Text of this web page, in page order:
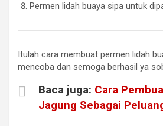
Permen lidah buaya sipa untuk
Itulah cara membuat permen lidah
mencoba dan semoga berhasil ya
Baca juga: Cara
Jagung Sebagai